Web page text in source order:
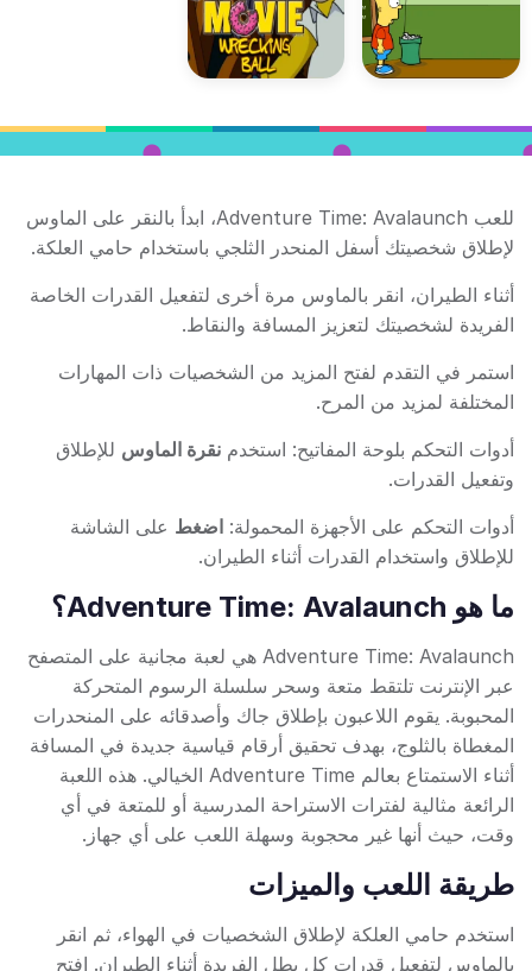
للعب Adventure Time: Avalaunch، ابدأ بالنقر على الماوس
لإطلاق شخصيتك أسفل المنحدر الثلجي باستخدام حامي العلكة.
أثناء الطيران، انقر بالماوس مرة أخرى لتفعيل القدرات الخاصة
الفريدة لشخصيتك لتعزيز المسافة والنقاط.
استمر في التقدم لفتح المزيد من الشخصيات ذات المهارات
المختلفة لمزيد من المرح.
أدوات التحكم بلوحة المفاتيح: استخدم نقرة الماوس للإطلاق
وتفعيل القدرات.
أدوات التحكم على الأجهزة المحمولة: اضغط على الشاشة
للإطلاق واستخدام القدرات أثناء الطيران.
ما هو Adventure Time: Avalaunch؟
Adventure Time: Avalaunch هي لعبة مجانية على المتصفح
عبر الإنترنت تلتقط متعة وسحر سلسلة الرسوم المتحركة
المحبوبة. يقوم اللاعبون بإطلاق جاك وأصدقائه على المنحدرات
المغطاة بالثلوج، بهدف تحقيق أرقام قياسية جديدة في المسافة
أثناء الاستمتاع بعالم Adventure Time الخيالي. هذه اللعبة
الرائعة مثالية لفترات الاستراحة المدرسية أو للمتعة في أي
وقت، حيث أنها غير محجوبة وسهلة اللعب على أي جهاز.
طريقة اللعب والميزات
استخدم حامي العلكة لإطلاق الشخصيات في الهواء، ثم انقر
بالماوس لتفعيل قدرات كل بطل الفريدة أثناء الطيران. افتح